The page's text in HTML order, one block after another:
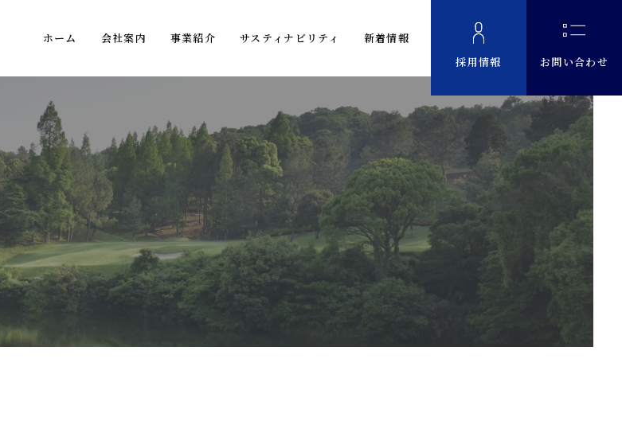
ホーム 会社案内 事業紹介 サスティナビリティ
新着情報
採用情報
お問い合わせ